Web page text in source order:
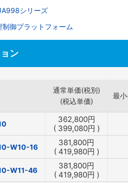
シリーズ
御プラットフォーム
ン
通常単価(税別)
(税込単価)
最
362,800円
( 399,080円 )
W10-16 381,800円
( 419,980円 )
W11-46 381,800円
( 419,980円 )